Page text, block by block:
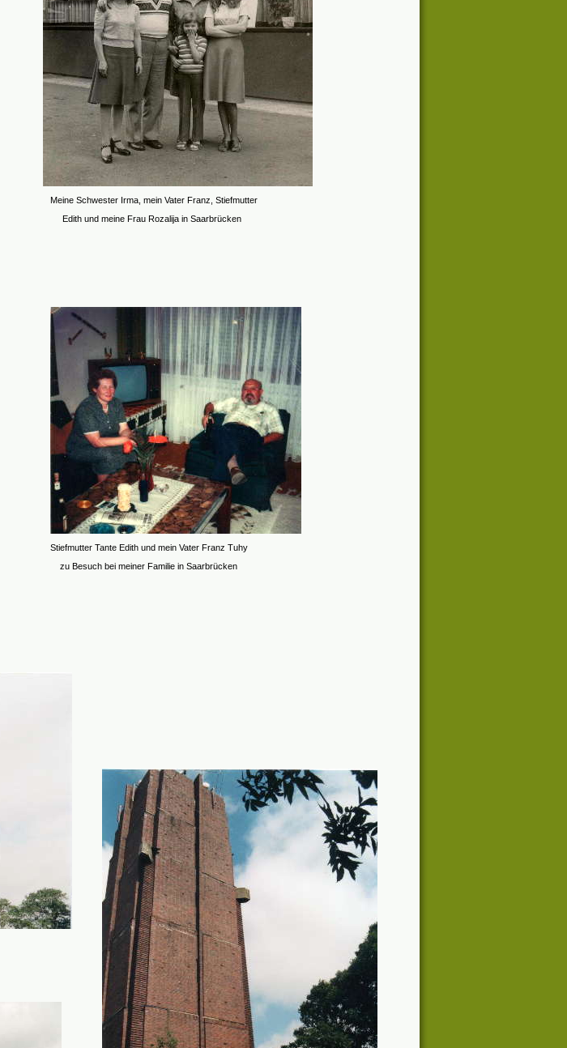
Meine Schwester Irma, mein Vater Franz, Stiefmutter
Edith und meine Frau Rozalija in Saarbrücken
Stiefmutter Tante Edith und mein Vater Franz Tuhy
zu Besuch bei meiner Familie in Saarbrücken